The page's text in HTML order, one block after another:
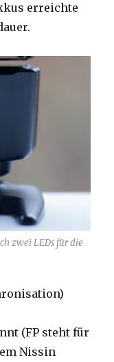
erreichte
zwei LEDs für die
(FP steht für
Nissin